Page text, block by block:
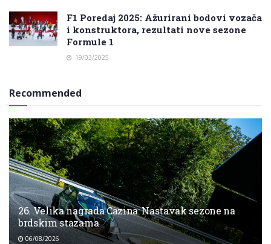
F1 Poredaj 2025: Ažurirani bodovi vozača
i konstruktora, rezultati nove sezone
Formule 1
19/03/2025
Recommended
26. Velika nagrada Cazina: Nastavak sezone na
brdskim stazama
06/08/2026